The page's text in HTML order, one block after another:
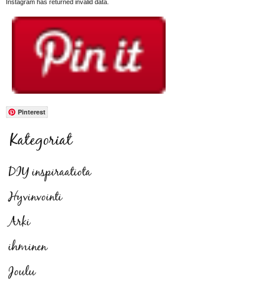
Instagram has returned invalid data.
Pinterest
Kategoriat
DIY inspiraatiota
Hyvinvointi
Arki
ihminen
Joulu